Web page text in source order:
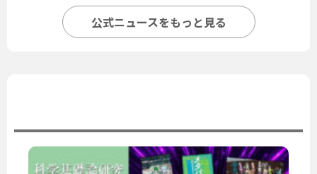
公式ニュースをもっと見る